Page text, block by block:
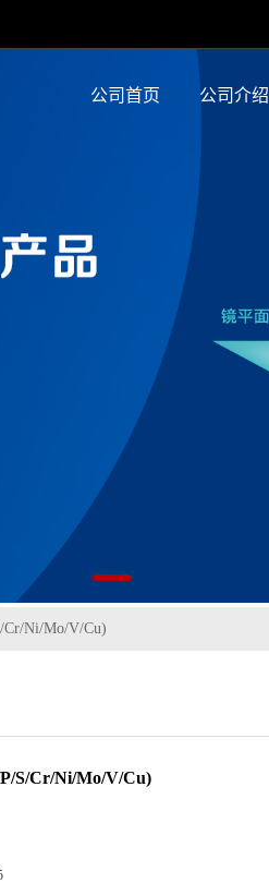
公司首页 公司介绍
Cr/Ni/Mo/V/Cu)
S/Cr/Ni/Mo/V/Cu)